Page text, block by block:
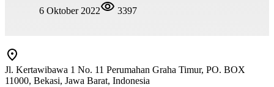
6 Oktober 2022
3397
Jl. Kertawibawa 1 No. 11 Perumahan Graha Timur, PO. BOX
11000, Bekasi, Jawa Barat, Indonesia